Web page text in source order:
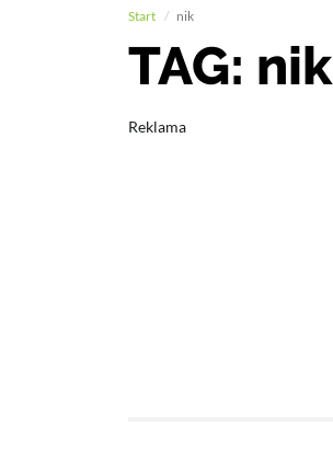
Start nik
TAG: nik
Reklama